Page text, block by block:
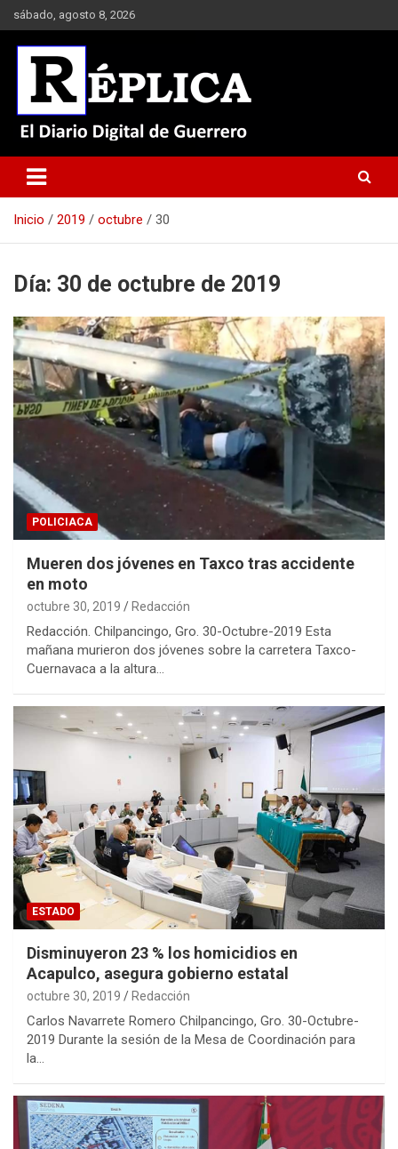
Saltar
al
contenido
sábado, agosto 8, 2026
Réplica
Inicio 2019 octubre 30
Día: 30 de octubre de 2019
POLICIACA
Mueren dos jóvenes en Taxco tras accidente
en moto
octubre 30, 2019 Redacción
Redacción. Chilpancingo, Gro. 30-Octubre-2019 Esta
mañana murieron dos jóvenes sobre la carretera Taxco-
Cuernavaca a la altura…
ESTADO
Disminuyeron 23 % los homicidios en
Acapulco, asegura gobierno estatal
octubre 30, 2019 Redacción
Carlos Navarrete Romero Chilpancingo, Gro. 30-Octubre-
2019 Durante la sesión de la Mesa de Coordinación para
la…